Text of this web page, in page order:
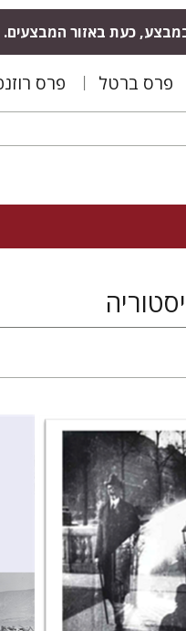
כעת באזור המבצעים.
פרס ברטל פרס